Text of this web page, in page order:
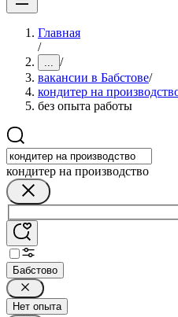
Главная
/
... /
вакансии в Бабстове/
кондитер на
без опыта работы
кондитер на производство
Бабстово
Нет опыта